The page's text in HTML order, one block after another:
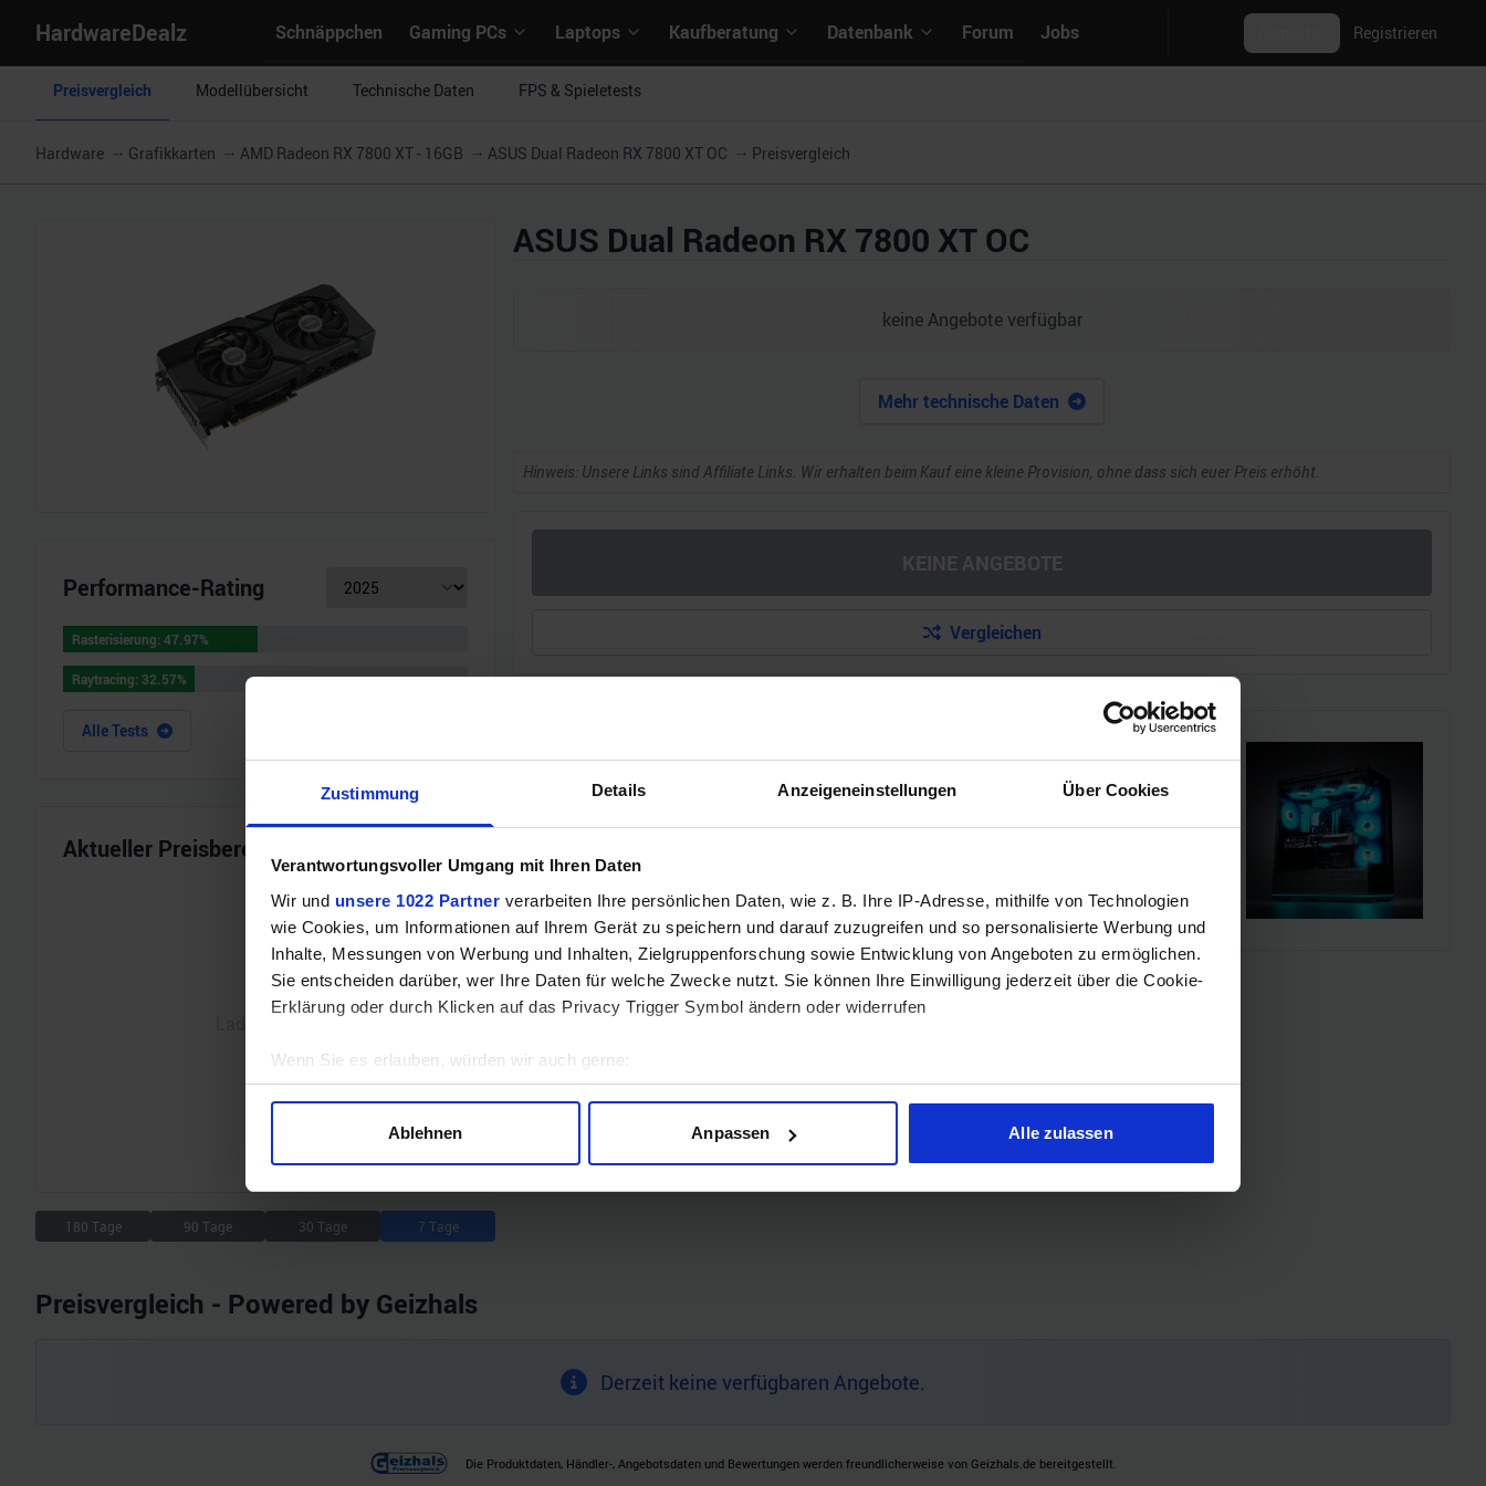
Zustimmung Details Anzeigeneinstellungen Über Cookies
Verantwortungsvoller Umgang mit Ihren Daten
Wir und unsere 1022 Partner verarbeiten Ihre persönlichen Daten, wie z. B. Ihre IP-Adresse, mithilfe von Technologien
wie Cookies, um Informationen auf Ihrem Gerät zu speichern und darauf zuzugreifen und so personalisierte Werbung und
Inhalte, Messungen von Werbung und Inhalten, Zielgruppenforschung sowie Entwicklung von Angeboten zu ermöglichen.
Sie entscheiden darüber, wer Ihre Daten für welche Zwecke nutzt. Sie können Ihre Einwilligung jederzeit über die Cookie-
Erklärung oder durch Klicken auf das Privacy Trigger Symbol ändern oder widerrufen
Wenn Sie es erlauben, würden wir auch gerne:
Informationen über Ihre geografische Lage erfassen, welche bis auf einige Meter genau sein können
Erfahren Sie mehr darüber, wie Ihre persönlichen Daten verarbeitet werden, und legen Sie Ihre Präferenzen im
Wir verwenden Cookies, um Inhalte und Anzeigen zu personalisieren, Funktionen für soziale Medien anbieten zu können
möglicherweise mit weiteren Daten zusammen, die Sie ihnen bereitgestellt haben oder die sie im Rahmen Ihrer Nutzung
Ablehnen Anpassen Alle zulassen
HardwareDealz Schnäppchen Gaming PCs Laptops Kaufberatung Datenbank Forum Jobs Registrieren
Preisvergleich Modellübersicht Technische Daten FPS & Spieletests
Hardware Grafikkarten AMD Radeon RX 7800 XT - 16GB ASUS Dual Radeon RX 7800 XT OC Preisvergleich
Performance-Rating
Rasterisierung: 47.97%
Rasterisierung:47.97%
Raytracing: 32.57%
Raytracing: 32.57%
Alle Tests
Aktueller Preisbereich
180 Tage 90 Tage 30 Tage 7 Tage
ASUS Dual Radeon RX 7800 XT OC
keine Angebote verfügbar
Mehr technische Daten
Hinweis: Unsere Links sind Affiliate Links. Wir erhalten beim Kauf eine kleine Provision, ohne dass sich euer Preis erhöht.
KEINE ANGEBOTE
Vergleichen
Gewinne einen MSI Gaming PC mit RTX 5070 Ti!!
Bis zum 21. August hast du die Chance, bei unserem Gewinnspiel einen MSI Gaming-PC zu
Jetzt teilnehmen!
Preisvergleich - Powered by Geizhals
Derzeit keine verfügbaren Angebote.
Die Produktdaten, Händler-, Angebotsdaten und Bewertungen werden freundlicherweise von Geizhals.de bereitgestellt.